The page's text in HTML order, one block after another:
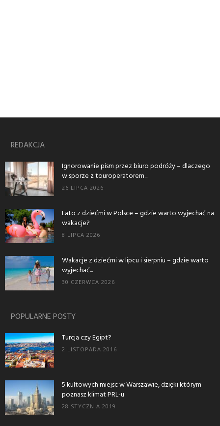
REDAKCJA
Ignorowanie pism przez biuro podróży – dlaczego
w sporze z touroperatorem...
26 LIPCA 2026
Lato z dziećmi w Polsce – gdzie warto wyjechać na
wakacje?
8 LIPCA 2026
Wakacje z dziećmi w lipcu i sierpniu – gdzie warto
wyjechać...
30 CZERWCA 2026
POPULARNE POSTY
Turcja czy Egipt?
2 LISTOPADA 2016
5 kultowych miejsc w Warszawie, dzięki którym
poznasz klimat PRL-u
28 STYCZNIA 2019